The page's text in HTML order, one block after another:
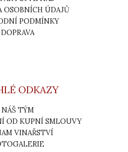
OSOBNÍCH ÚDAJŮ
PODMÍNKY
DOPRAVA
ODKAZY
NÁŠ TÝM
OD KUPNÍ SMLOUVY
VINAŘSTVÍ